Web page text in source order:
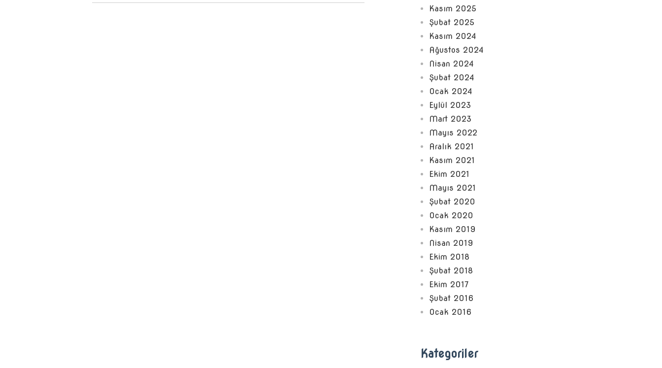
Kasım 2025
Şubat 2025
Kasım 2024
Ağustos 2024
Nisan 2024
Şubat 2024
Ocak 2024
Eylül 2023
Mart 2023
Mayıs 2022
Aralık 2021
Kasım 2021
Ekim 2021
Mayıs 2021
Şubat 2020
Ocak 2020
Kasım 2019
Nisan 2019
Ekim 2018
Şubat 2018
Ekim 2017
Şubat 2016
Ocak 2016
Kategoriler